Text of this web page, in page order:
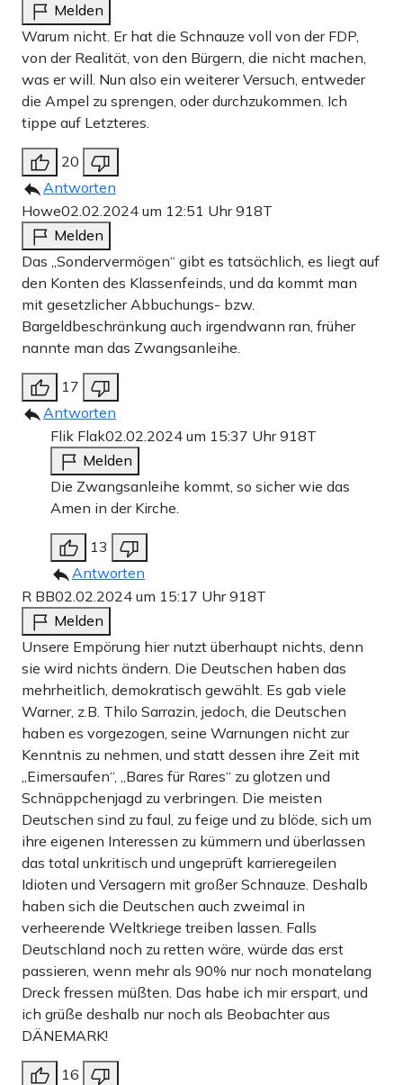
Melden
Warum nicht. Er hat die Schnauze voll von der FDP,
von der Realität, von den Bürgern, die nicht machen,
was er will. Nun also ein weiterer Versuch, entweder
die Ampel zu sprengen, oder durchzukommen. Ich
tippe auf Letzteres.
20
Antworten
Howe02.02.2024 um 12:51 Uhr918T
Melden
Das „Sondervermögen“ gibt es tatsächlich, es liegt auf
den Konten des Klassenfeinds, und da kommt man
mit gesetzlicher Abbuchungs- bzw.
Bargeldbeschränkung auch irgendwann ran, früher
nannte man das Zwangsanleihe.
17
Antworten
Flik Flak02.02.2024 um 15:37 Uhr918T
Melden
Die Zwangsanleihe kommt, so sicher wie das
Amen in der Kirche.
13
Antworten
R BB02.02.2024 um 15:17 Uhr918T
Melden
Unsere Empörung hier nutzt überhaupt nichts, denn
sie wird nichts ändern. Die Deutschen haben das
mehrheitlich, demokratisch gewählt. Es gab viele
Warner, z.B. Thilo Sarrazin, jedoch, die Deutschen
haben es vorgezogen, seine Warnungen nicht zur
Kenntnis zu nehmen, und statt dessen ihre Zeit mit
„Eimersaufen“, „Bares für Rares“ zu glotzen und
Schnäppchenjagd zu verbringen. Die meisten
Deutschen sind zu faul, zu feige und zu blöde, sich um
ihre eigenen Interessen zu kümmern und überlassen
das total unkritisch und ungeprüft karrieregeilen
Idioten und Versagern mit großer Schnauze. Deshalb
haben sich die Deutschen auch zweimal in
verheerende Weltkriege treiben lassen. Falls
Deutschland noch zu retten wäre, würde das erst
passieren, wenn mehr als 90% nur noch monatelang
Dreck fressen müßten. Das habe ich mir erspart, und
ich grüße deshalb nur noch als Beobachter aus
DÄNEMARK!
16